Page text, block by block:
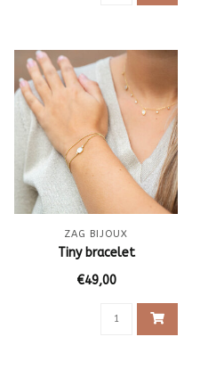
ZAG BIJOUX
Tiny bracelet
€49,00